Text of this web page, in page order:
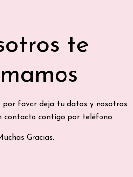
te
por favor deja tu datos y nosotros
contacto contigo por teléfono.
Gracias.